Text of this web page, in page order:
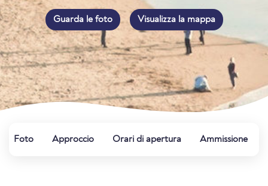
Guarda le foto Visualizza la mappa
Foto Approccio Orari di apertura Ammissione